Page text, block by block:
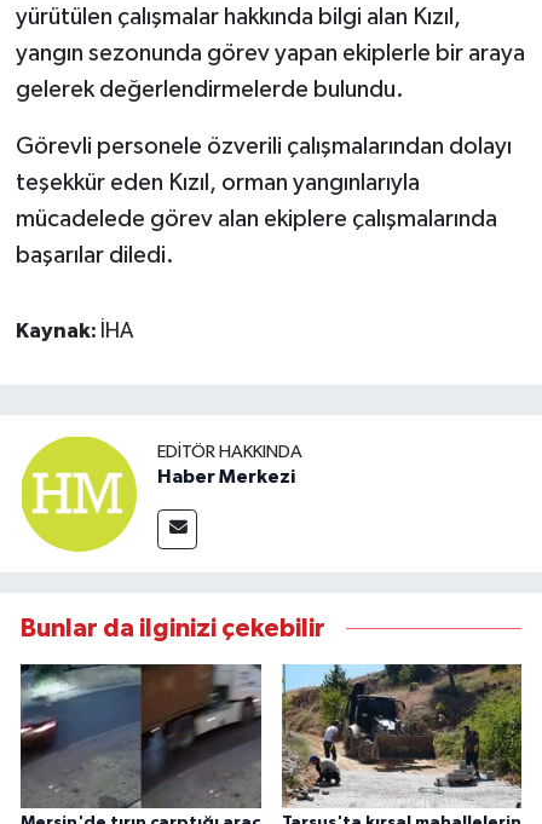
yürütülen çalışmalar hakkında bilgi alan Kızıl,
yangın sezonunda görev yapan ekiplerle bir araya
gelerek değerlendirmelerde bulundu.
Görevli personele özverili çalışmalarından dolayı
teşekkür eden Kızıl, orman yangınlarıyla
mücadelede görev alan ekiplere çalışmalarında
başarılar diledi.
Kaynak: İHA
EDITÖR HAKKINDA
Haber Merkezi
Bunlar da ilginizi çekebilir